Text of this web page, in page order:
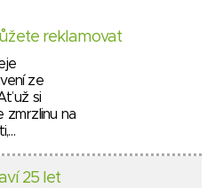
reklamovat
ze
už si
zmrzlinu na
25 let